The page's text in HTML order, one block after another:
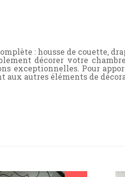
: housse de couette,
décorer votre
exceptionnelles. Pour
aux autres éléments de